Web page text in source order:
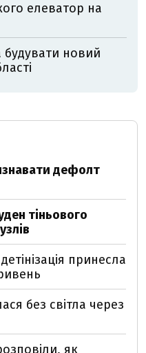
елеватор на
будувати новий
дефолт
тіньового
принесла
без світла через
як